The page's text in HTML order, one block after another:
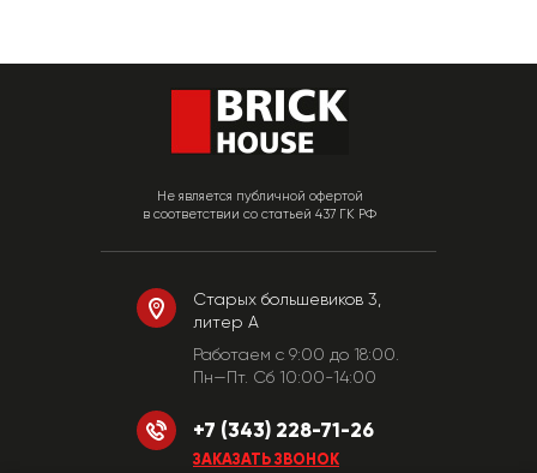
Не является публичной офертой
в соответствии со статьей 437 ГК РФ
Старых большевиков 3,
литер А
Работаем c 9:00 до 18:00.
Пн—Пт. Сб 10:00-14:00
+7 (343) 228-71-26
ЗАКАЗАТЬ ЗВОНОК